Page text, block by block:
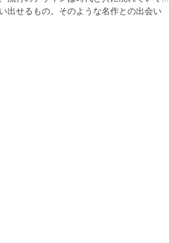
出せるもの。そのような名作との出会い